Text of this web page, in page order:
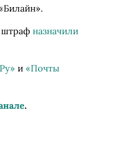
штраф назначили
и «Почты
.